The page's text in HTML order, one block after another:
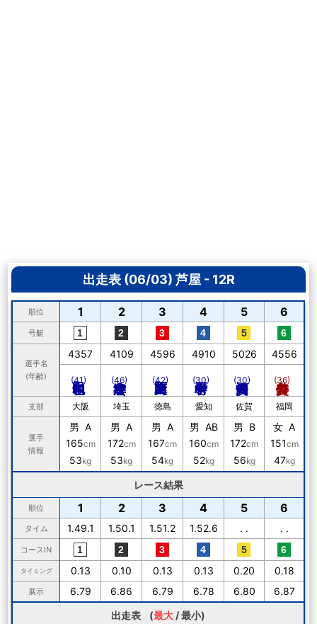
出走表 (06/03) 芦屋 - 12R
順位 1 2 3 4 5 6
号艇
選手名
(年齢)
4357 4109 4596 4910 5026 4556
(41) (46) (42) (30) (30) (36)
支部 大阪 埼玉 徳島 愛知 佐賀 福岡
選手
情報
男 A
165cm
53kg
男 A
172cm
53kg
男 A
167cm
54kg
男 AB
160cm
52kg
男 B
172cm
56kg
女 A
151cm
47kg
レース結果
順位 1 2 3 4 5 6
タイム 1.49.1 1.50.1 1.51.2 1.52.6 . . . .
コースIN
タイミング 0.13 0.10 0.13 0.13 0.20 0.18
展示 6.79 6.86 6.79 6.78 6.80
6.87
出走表 (最大 /最小)